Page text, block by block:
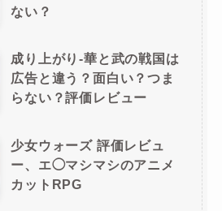
ない？
成り上がり-華と武の戦国は
広告と違う？面白い？つま
らない？評価レビュー
少女ウォーズ 評価レビュ
ー、エ◯マシマシのアニメ
カットRPG